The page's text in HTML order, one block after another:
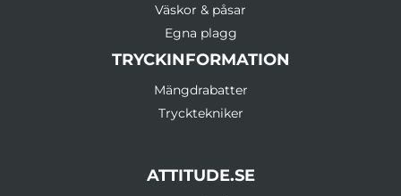
Väskor & påsar
Egna plagg
TRYCKINFORMATION
Mängdrabatter
Trycktekniker
ATTITUDE.SE